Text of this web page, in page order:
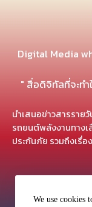
We use cookies
Digital Media
" สื่อดิจิทัลที่จะท
นำเสนอข่าวสารรา
รถยนต์พลังงานทาง
ประกันภัย รวมถึงเรื่อ